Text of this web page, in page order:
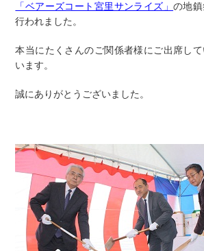
「ベアーズコート宮里サンライズ」の地
行われました。
本当にたくさんのご関係者様にご出席し
います。
誠にありがとうございました。